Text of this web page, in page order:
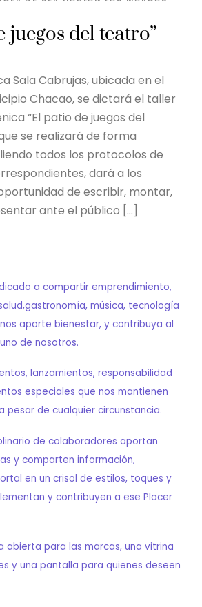
juegos del teatro”
Sala Cabrujas, ubicada en el
Chacao, se dictará el taller
“El patio de juegos del
se realizará de forma
todos los protocolos de
dará a los
de escribir, montar,
ante el público […]
a compartir emprendimiento,
música, tecnología
aporte bienestar, y contribuya al
de nosotros.
lanzamientos, responsabilidad
especiales que nos mantienen
pesar de cualquier circunstancia.
de colaboradores aportan
y comparten información,
en un crisol de estilos, toques y
y contribuyen a ese Placer
abierta para las marcas, una vitrina
y una pantalla para quienes deseen